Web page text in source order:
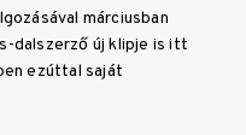
márciusban
dalszerző új klipje is itt
ezúttal saját